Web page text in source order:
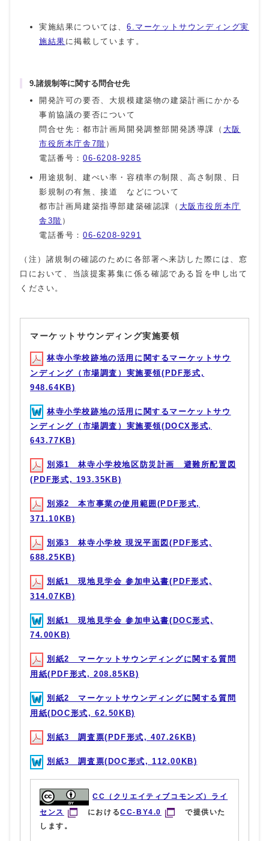
実施結果については、 6.マーケットサウンディング実
施結果 に掲載しています。
9.諸規制等に関する問合せ先
開発許可の要否、大規模建築物の建築計画にかかる
事前協議の要否について
問合せ先：都市計画局開発調整部開発誘導課（ 大阪
市役所本庁舎7階 ）
電話番号： 06-6208-9285
用途規制、建ぺい率・容積率の制限、高さ制限、日
影規制の有無、接道 などについて
都市計画局建築指導部建築確認課（ 大阪市役所本庁
舎3階 ）
電話番号： 06-6208-9291
（注）諸規制の確認のために各部署へ来訪した際には、窓
口において、当該提案募集に係る確認である旨を申し出て
ください。
マーケットサウンディング実施要領
林寺小学校跡地の活用に関するマーケットサウ
ンディング（市場調査）実施要領(PDF形式,
948.64KB)
林寺小学校跡地の活用に関するマーケットサウ
ンディング（市場調査）実施要領(DOCX形式,
643.77KB)
別添1 林寺小学校地区防災計画 避難所配置図
(PDF形式, 193.35KB)
別添2 本市事業の使用範囲(PDF形式,
371.10KB)
別添3 林寺小学校 現況平面図(PDF形式,
688.25KB)
別紙1 現地見学会 参加申込書(PDF形式,
314.07KB)
別紙1 現地見学会 参加申込書(DOC形式,
74.00KB)
別紙2 マーケットサウンディングに関する質問
用紙(PDF形式, 208.85KB)
別紙2 マーケットサウンディングに関する質問
用紙(DOC形式, 62.50KB)
別紙3 調査票(PDF形式, 407.26KB)
別紙3 調査票(DOC形式, 112.00KB)
CC（クリエイティブコモンズ）ライ
センス
におけるCC-BY4.0
で提供いた
します。